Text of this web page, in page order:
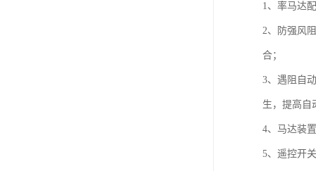
1、率马达
2、防强风
合；
3、遇阻自
生，提高自
4、马达装
5、遥控开